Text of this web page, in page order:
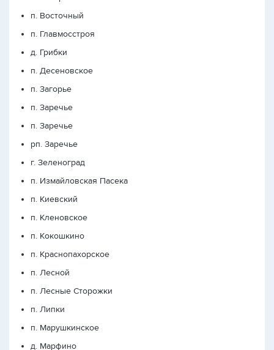
п. Восточный
п. Главмосстроя
д. Грибки
п. Десеновское
п. Загорье
п. Заречье
п. Заречье
рп. Заречье
г. Зеленоград
п. Измайловская Пасека
п. Киевский
п. Кленовское
п. Кокошкино
п. Краснопахорское
п. Лесной
п. Лесные Сторожки
п. Липки
п. Марушкинское
д. Марфино